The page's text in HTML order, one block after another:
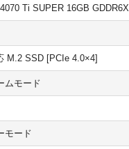
Ti SUPER 16GB GDDR6X
M.2 SSD [PCIe 4.0×4]
ムモード
モード